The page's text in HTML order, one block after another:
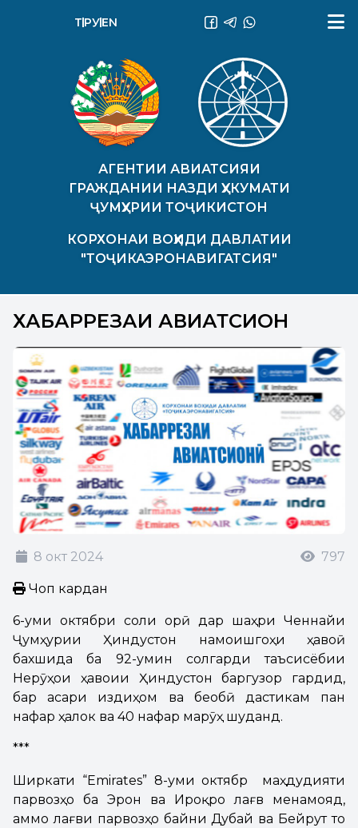
АГЕНТИИ АВИАТСИЯИ
ГРАЖДАНИИ НАЗДИ ҲУКУМАТИ
ҶУМҲУРИИ ТОҶИКИСТОН
КОРХОНАИ ВОҲИДИ ДАВЛАТИИ
"ТОҶИКАЭРОНАВИГАТСИЯ"
ТҶ РУEN
ХАБАРРЕЗАИ АВИАТСИОНӢ
8 окт 2024 797
Чоп кардан
6-уми октябри соли ҷорӣ дар шаҳри Ченнайи
Ҷумҳурии Ҳиндустон намоишгоҳи ҳавоӣ
бахшида ба 92-умин солгарди таъсисёбии
Нерӯҳои ҳавоии Ҳиндустон баргузор гардид,
бар асари издиҳом ва беобӣ дастикам панҷ
нафар ҳалок ва 40 нафар маҷрӯҳ шуданд.
***
Ширкати “Emirates” 8-уми октябр маҳдудияти
парвозҳо ба Эрон ва Ироқро лағв менамояд,
аммо лағви парвозҳо байни Дубай ва Бейрут то